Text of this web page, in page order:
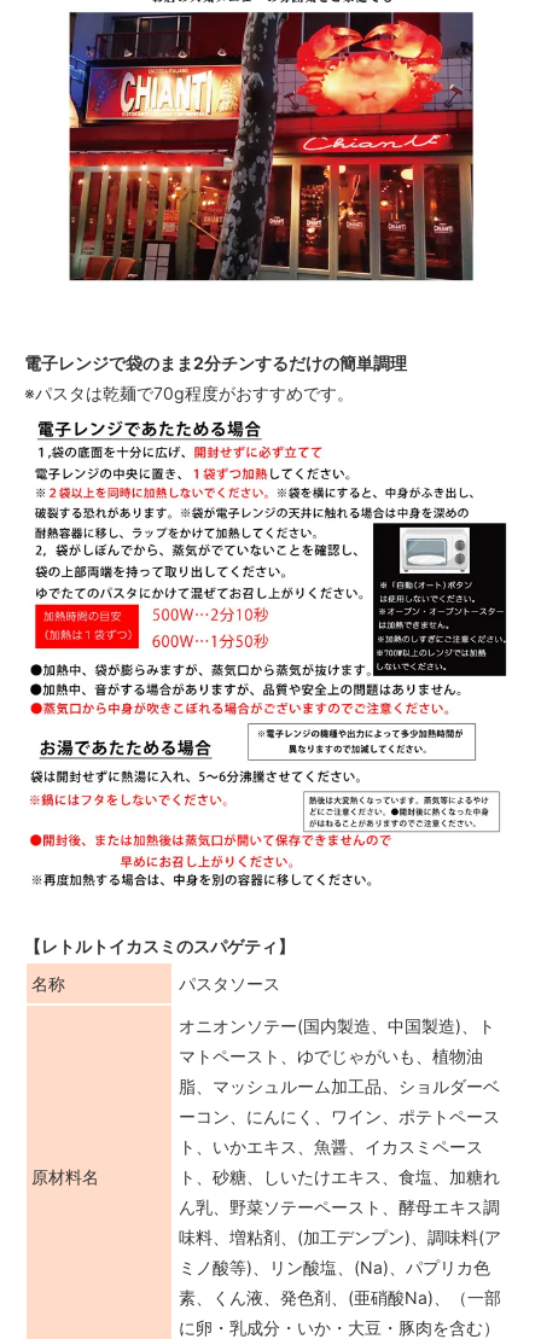
電子レンジで袋のまま2分チンするだけの簡単調理
※パスタは乾麺で70g程度がおすすめです。
【レトルトイカスミのスパゲティ】
名称
パスタソース
原材料名
オニオンソテー(国内製造、中国製造)、ト
マトペースト、ゆでじゃがいも、植物油
脂、マッシュルーム加工品、ショルダーベ
ーコン、にんにく、ワイン、ポテトペース
ト、いかエキス、魚醤、イカスミペース
ト、砂糖、しいたけエキス、食塩、加糖れ
ん乳、野菜ソテーペースト、酵母エキス調
味料、増粘剤、(加工デンプン)、調味料(ア
ミノ酸等)、リン酸塩、(Na)、パプリカ色
素、くん液、発色剤、(亜硝酸Na)、（一部
に卵・乳成分・いか・大豆・豚肉を含む）